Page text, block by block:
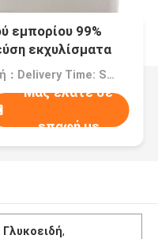
εμπορίου 99%
εκχυλίσματα
παραγγελία
Τιμή：Delivery Time: Ship Within About 2-3 Working Days After Receiving Payment
Μας ελάτε σε
επαφή με
Γλυκοειδή,